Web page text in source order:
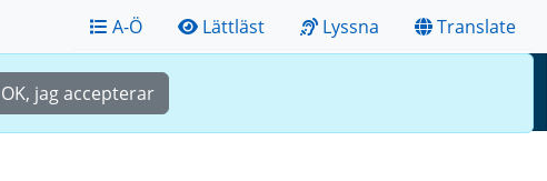
A-Ö Lättläst Lyssna
Translate
OK, jag accepterar